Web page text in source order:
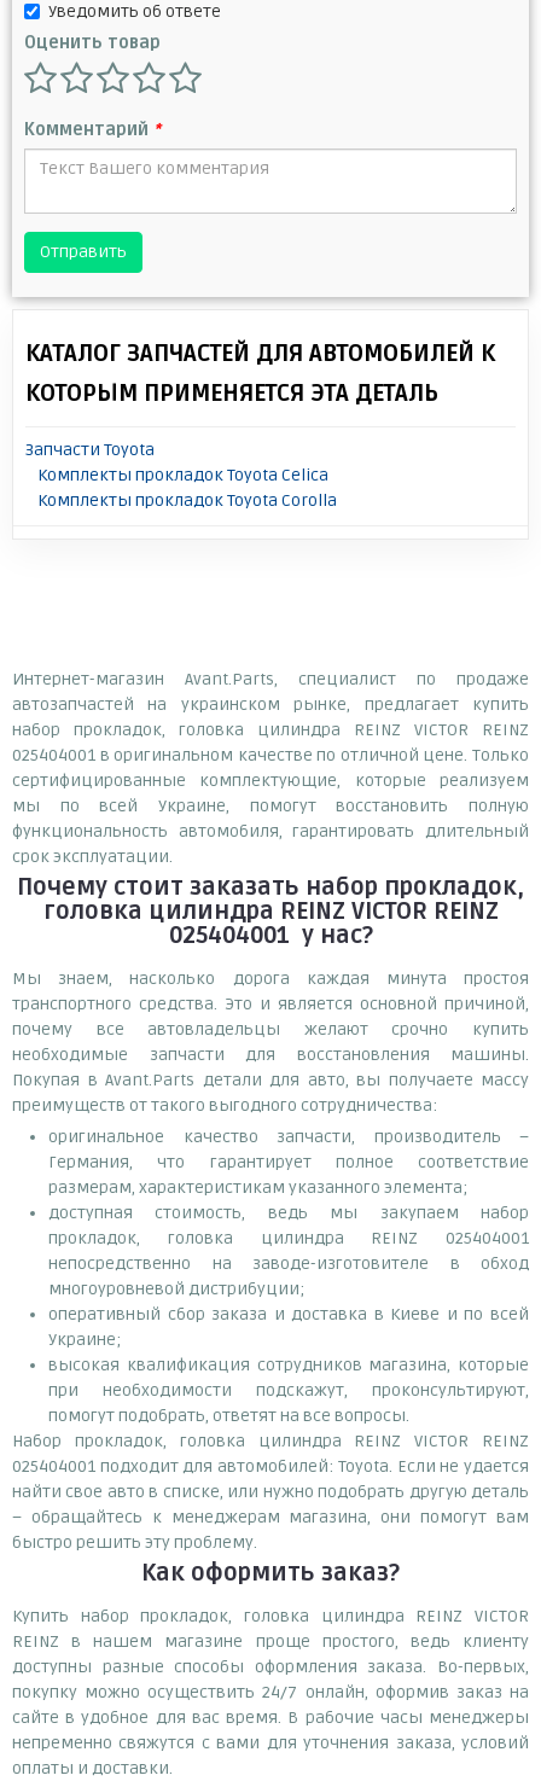
Уведомить об ответе
Оценить товар
Комментарий *
Отправить
КАТАЛОГ ЗАПЧАСТЕЙ ДЛЯ АВТОМОБИЛЕЙ К
КОТОРЫМ ПРИМЕНЯЕТСЯ ЭТА ДЕТАЛЬ
Запчасти Toyota
Комплекты прокладок Toyota Celica
Комплекты прокладок Toyota Corolla
Интернет-магазин Avant.Parts, специалист по продаже
автозапчастей на украинском рынке, предлагает купить
набор прокладок, головка цилиндра REINZ VICTOR REINZ
025404001 в оригинальном качестве по отличной цене. Только
сертифицированные комплектующие, которые реализуем
мы по всей Украине, помогут восстановить полную
функциональность автомобиля, гарантировать длительный
срок эксплуатации.
Почему стоит заказать набор прокладок,
головка цилиндра REINZ VICTOR REINZ
025404001 у нас?
Мы знаем, насколько дорога каждая минута простоя
транспортного средства. Это и является основной причиной,
почему все автовладельцы желают срочно купить
необходимые запчасти для восстановления машины.
Покупая в Avant.Parts детали для авто, вы получаете массу
преимуществ от такого выгодного сотрудничества:
оригинальное качество запчасти, производитель –
Германия, что гарантирует полное соответствие
размерам, характеристикам указанного элемента;
доступная стоимость, ведь мы закупаем набор
прокладок, головка цилиндра REINZ 025404001
непосредственно на заводе-изготовителе в обход
многоуровневой дистрибуции;
оперативный сбор заказа и доставка в Киеве и по всей
Украине;
высокая квалификация сотрудников магазина, которые
при необходимости подскажут, проконсультируют,
помогут подобрать, ответят на все вопросы.
Набор прокладок, головка цилиндра REINZ VICTOR REINZ
025404001 подходит для автомобилей: Toyota. Если не удается
найти свое авто в списке, или нужно подобрать другую деталь
– обращайтесь к менеджерам магазина, они помогут вам
быстро решить эту проблему.
Как оформить заказ?
Купить набор прокладок, головка цилиндра REINZ VICTOR
REINZ в нашем магазине проще простого, ведь клиенту
доступны разные способы оформления заказа. Во-первых,
покупку можно осуществить 24/7 онлайн, оформив заказ на
сайте в удобное для вас время. В рабочие часы менеджеры
непременно свяжутся с вами для уточнения заказа, условий
оплаты и доставки.